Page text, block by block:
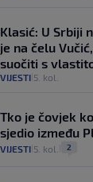
Klasić: U Srbiji
je na čelu
suočiti s
VIJESTI 5. kol.
Tko je čovjek
sjedio između
VIJESTI 5. kol. 2